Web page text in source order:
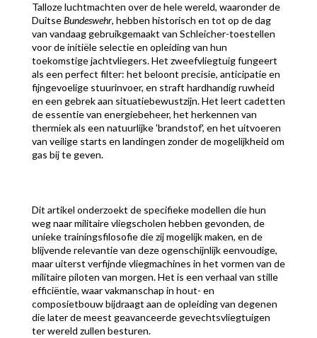
Talloze luchtmachten over de hele wereld, waaronder de
DuitseBundeswehr, hebben historisch en tot op de dag
van vandaag gebruikgemaakt van Schleicher-toestellen
voor de initiële selectie en opleiding van hun
toekomstige jachtvliegers. Het zweefvliegtuig fungeert
als een perfect filter: het beloont precisie, anticipatie en
fijngevoelige stuurinvoer, en straft hardhandig ruwheid
en een gebrek aan situatiebewustzijn. Het leert cadetten
de essentie van energiebeheer, het herkennen van
thermiek als een natuurlijke 'brandstof', en het uitvoeren
van veilige starts en landingen zonder de mogelijkheid om
gas bij te geven.
Dit artikel onderzoekt de specifieke modellen die hun
weg naar militaire vliegscholen hebben gevonden, de
unieke trainingsfilosofie die zij mogelijk maken, en de
blijvende relevantie van deze ogenschijnlijk eenvoudige,
maar uiterst verfijnde vliegmachines in het vormen van de
militaire piloten van morgen. Het is een verhaal van stille
efficiëntie, waar vakmanschap in hout- en
composietbouw bijdraagt aan de opleiding van degenen
die later de meest geavanceerde gevechtsvliegtuigen
ter wereld zullen besturen.